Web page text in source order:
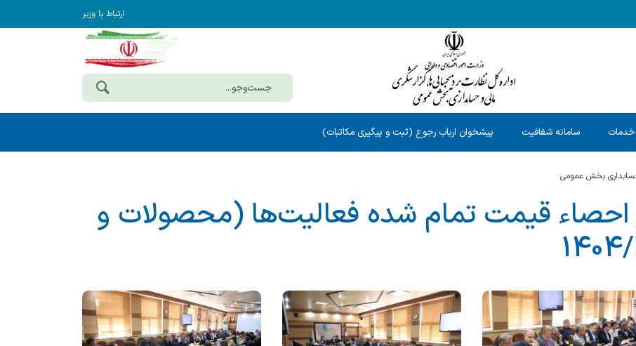
ارتباط با وزیر
سامانه شفافیت پیشخوان ارباب رجوع (ثبت و پیگیری مکاتبات)
حسابداری بخش عمومی
احصاء قیمت تمام شده فعالیت‌ها (محصولات و